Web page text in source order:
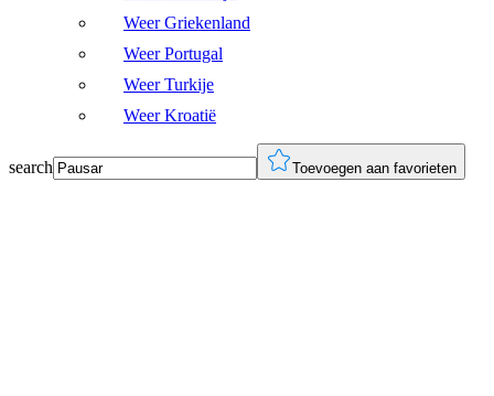
Weer Griekenland
Weer Portugal
Weer Turkije
Weer Kroatië
search Toevoegen aan favorieten